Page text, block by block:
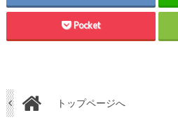
Pocket
トップページへ